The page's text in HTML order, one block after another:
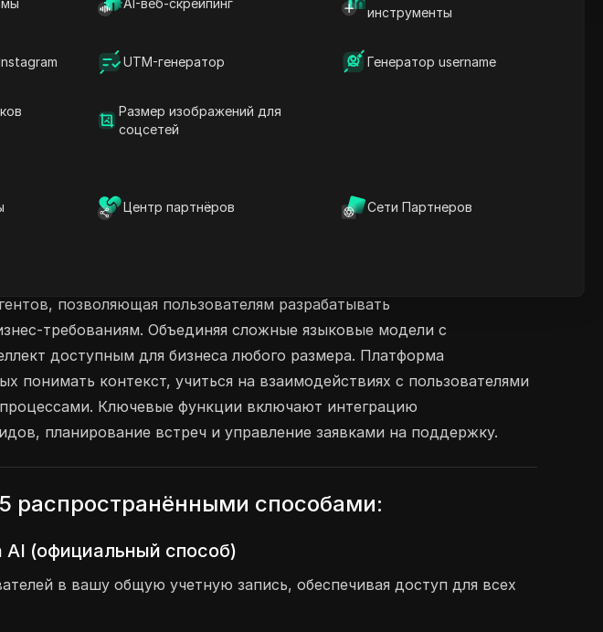
AI-веб-скрейпинг
инструменты
UTM-генератор Генератор username
Размер изображений для
соцсетей
Центр партнёров Сети Партнеров
агента на
и
модели (LLMs)
позволяющая пользователям разрабатывать
требованиям. Объединяя сложные языковые модели с
доступным для бизнеса любого размера. Платформа
понимать контекст, учиться на взаимодействиях с пользователями
Ключевые функции включают интеграцию
планирование встреч и управление заявками на поддержку.
распространёнными способами:
(официальный способ)
в вашу общую учетную запись, обеспечивая доступ для всех